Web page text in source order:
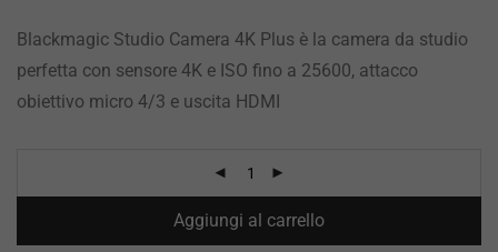
Blackmagic Studio Camera 4K Plus è la camera da studio
perfetta con sensore 4K e ISO fino a 25600, attacco
obiettivo micro 4/3 e uscita HDMI
Aggiungi al carrello